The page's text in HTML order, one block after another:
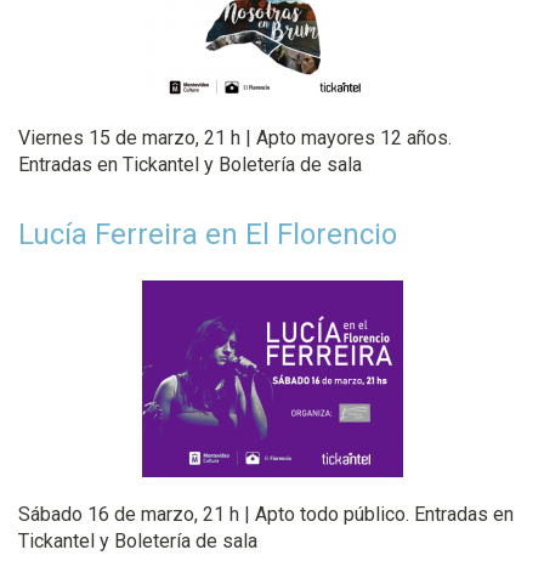
Viernes 15 de marzo, 21 h | Apto mayores 12 años.
Entradas en Tickantel y Boletería de sala
Lucía Ferreira en El Florencio
Sábado 16 de marzo, 21 h | Apto todo público. Entradas en
Tickantel y Boletería de sala